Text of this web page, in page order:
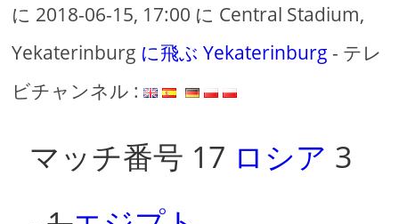
に 2018-06-15, 17:00 に Central Stadium,
Yekaterinburg に飛ぶ Yekaterinburg - テレ
ビチャンネル :
マッチ番号 17 ロシア 3